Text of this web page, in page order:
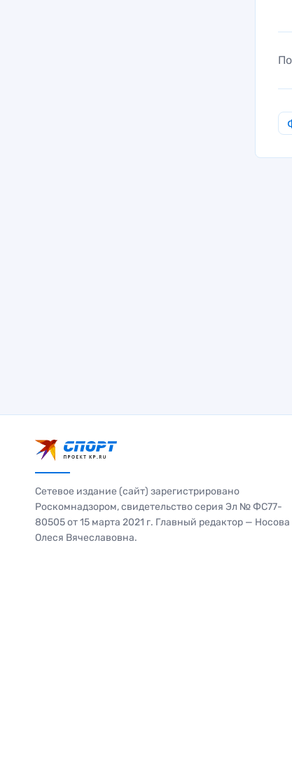
Сетевое издание (сайт) зарегистрировано
Роскомнадзором, свидетельство серия Эл № ФС77-
80505 от 15 марта 2021 г. Главный редактор — Носова
Олеся Вячеславовна.